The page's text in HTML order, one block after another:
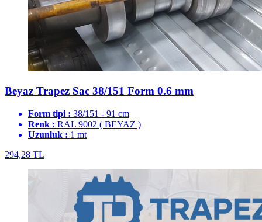
Beyaz Trapez Sac 38/151 Form 0.6 mm
Form tipi : 38/151 - 91 cm
Renk : RAL 9002 ( BEYAZ )
Uzunluk : 1 mt
294,28 TL